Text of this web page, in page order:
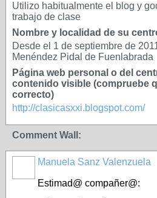
Utilizo habitualmente el blog y
trabajo de clase
Nombre y localidad de su
Desde el 1 de septiembre de
Menéndez Pidal de Fuenlabrada
Página web personal o del
contenido visible (compruebe
correcto)
http://clasicasxxi.blogspot.com/
Comment Wall:
Manuela Sanz Valenzuela
Estimad@ compañer@: